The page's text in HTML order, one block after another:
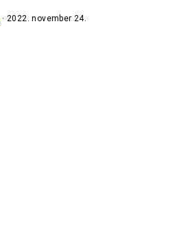
2022. november 24.